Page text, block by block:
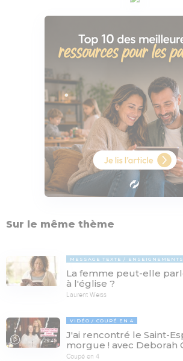
Sur le même thème
MESSAGE TEXTE
La femme peut-elle
à l'église ?
Laurent Weiss
29:46
VIDÉO COUPÉ EN 4
J'ai rencontré le Saint-
morgue ! avec Deborah
Coupé en 4